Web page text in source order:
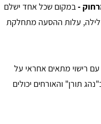
-במקום שכל אחד ישלם
לילה, עלות ההסעה מתחלקת
עם רישוי מתאים אחראי על
תורן" והאורחים יכולים